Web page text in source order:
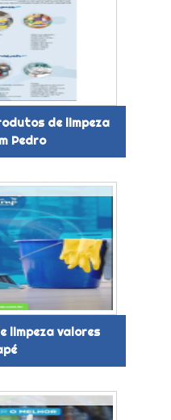
de limpeza
Pedro
limpeza valores